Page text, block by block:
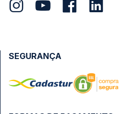
SEGURANÇA